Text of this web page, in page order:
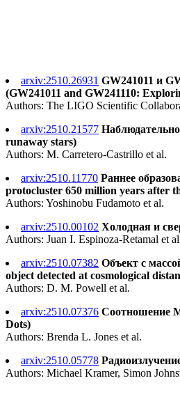
arxiv:2510.26931 GW241011 и
(GW241011 and GW241110:
Authors: The LIGO Scientific
arxiv:2510.21577
runaway stars)
Authors: M. Carretero-Castrillo et al.
arxiv:2510.11770 Раннее
protocluster 650 million years after
Authors: Yoshinobu Fudamoto et al.
arxiv:2510.00102 Холодная и
Authors: Juan I. Espinoza-Retamal et
arxiv:2510.07382 Объект с
object detected at cosmological
Authors: D. M. Powell et al.
arxiv:2510.07376 Соотношение
Dots)
Authors: Brenda L. Jones et al.
arxiv:2510.05778
Authors: Michael Kramer, Simon